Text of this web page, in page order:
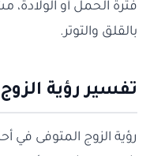
فترة الحمل أو الولادة،
بالقلق والتوتر.
تفسير رؤية
رؤية الزوج المتوفى في